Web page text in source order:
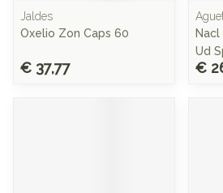
Jaldes
Oxelio Zon Caps 60
€ 37,77
Ud
€